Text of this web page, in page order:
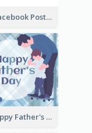
Blank Facebook Post
Blue Happy Father's Day Facebook Post